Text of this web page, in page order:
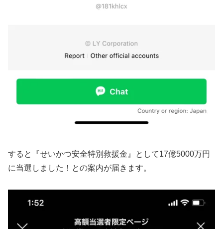
すると『せいかつ安全特別救援金』として17億5000万円
に当選しました！との案内が届きます。